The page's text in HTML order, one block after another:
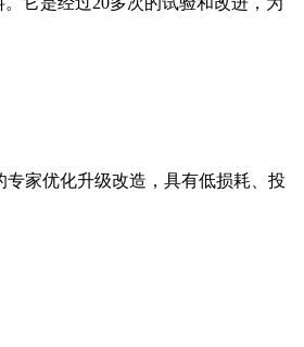
家优化升级改造，具有低损耗、投